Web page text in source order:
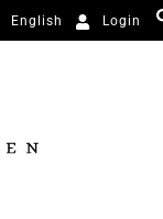
English Login